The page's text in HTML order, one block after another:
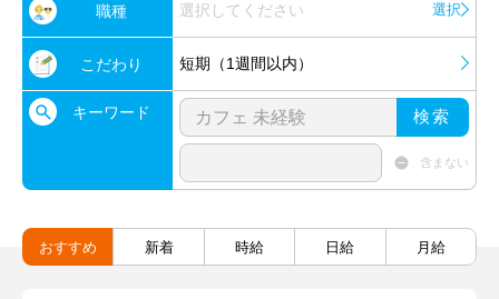
職種 選択してください 選択
こだわり 短期（1週間以内）
キーワード 検索
含まない
おすすめ 新着 時給 日給 月給